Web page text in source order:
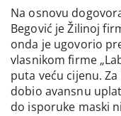
Na osnovu
Begović je Žilinoj
onda je ugovorio
vlasnikom firme
puta veću cijenu.
dobio avansnu
do isporuke maski